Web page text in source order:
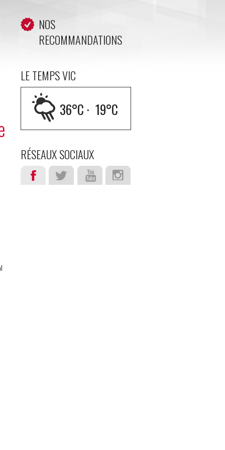
NOS
RECOMMANDATIONS
LE TEMPS VIC
36°C · 19°C
RÉSEAUX SOCIAUX